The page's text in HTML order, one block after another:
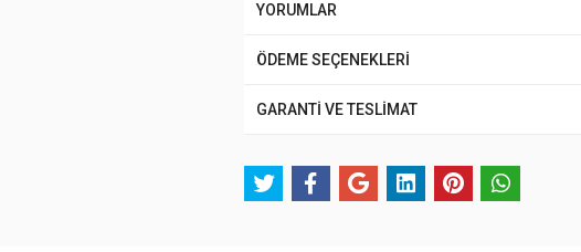
YORUMLAR
ÖDEME SEÇENEKLERİ
GARANTİ VE TESLİMAT